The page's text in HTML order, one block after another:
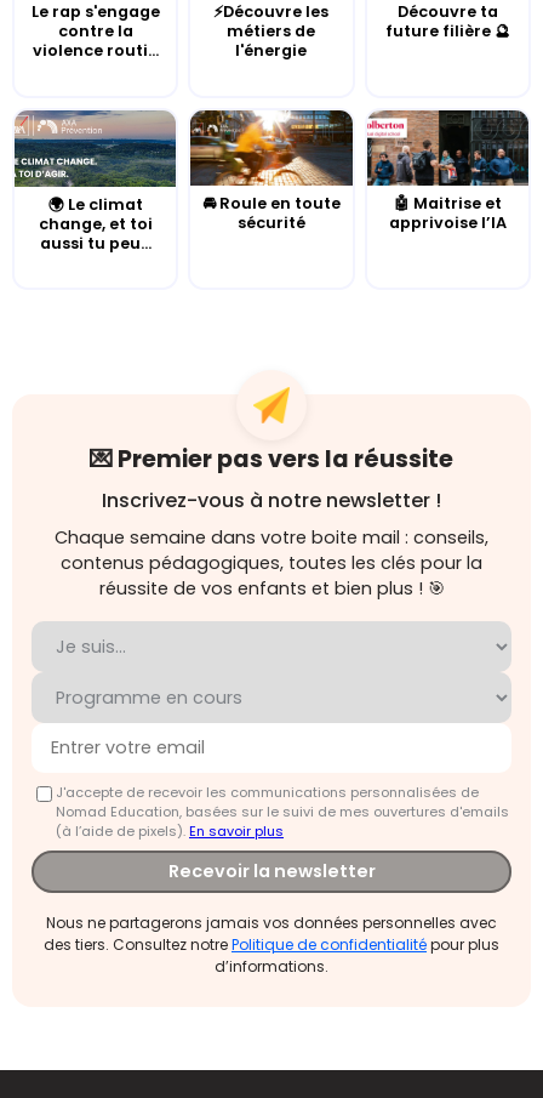
Le rap s'engage
contre la
violence routi...
⚡Découvre les
métiers de
l'énergie
Découvre ta
future filière 🔮
🌍 Le climat
change, et toi
aussi tu peu...
🚘 Roule en toute
sécurité
🤖 Maitrise et
apprivoise l’IA
💌 Premier pas vers la réussite
Inscrivez-vous à notre newsletter !
Chaque semaine dans votre boite mail : conseils,
contenus pédagogiques, toutes les clés pour la
réussite de vos enfants et bien plus ! 🎯
J'accepte de recevoir les communications personnalisées de
Nomad Education, basées sur le suivi de mes ouvertures d'emails
(à l’aide de pixels).En savoir plus
Recevoir la newsletter
Nous ne partagerons jamais vos données personnelles avec
des tiers. Consultez notrePolitique de confidentialitépour plus
d’informations.